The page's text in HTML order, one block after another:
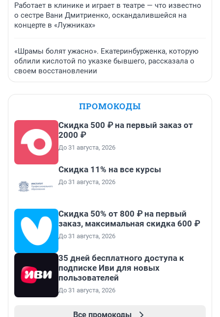
Работает в клинике и играет в театре — что известно
о сестре Вани Дмитриенко, оскандалившейся на
концерте в «Лужниках»
«Шрамы болят ужасно». Екатеринбурженка, которую
облили кислотой по указке бывшего, рассказала о
своем восстановлении
ПРОМОКОДЫ
Скидка 500 ₽ на первый заказ от
2000 ₽
До 31 августа, 2026
Скидка 11% на все курсы
До 31 августа, 2026
Скидка 50% от 800 ₽ на первый
заказ, максимальная скидка 600 ₽
До 31 августа, 2026
35 дней бесплатного доступа к
подписке Иви для новых
пользователей
До 31 августа, 2026
Все промокоды